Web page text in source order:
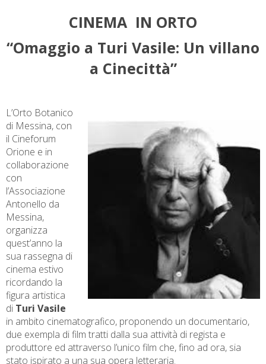
CINEMA IN ORTO
“Omaggio a Turi Vasile: Un villano
a Cinecittà”
L’Orto Botanico
di Messina, con
il Cineforum
Orione e in
collaborazione
con
l’Associazione
Antonello da
Messina,
organizza
quest’anno la
sua rassegna di
cinema estivo
ricordando la
figura artistica
di Turi Vasile
in ambito cinematografico, proponendo un documentario,
due exempla di film tratti dalla sua attività di regista e
produttore ed attraverso l’unico film che, fino ad ora, sia
stato ispirato a una sua opera letteraria.